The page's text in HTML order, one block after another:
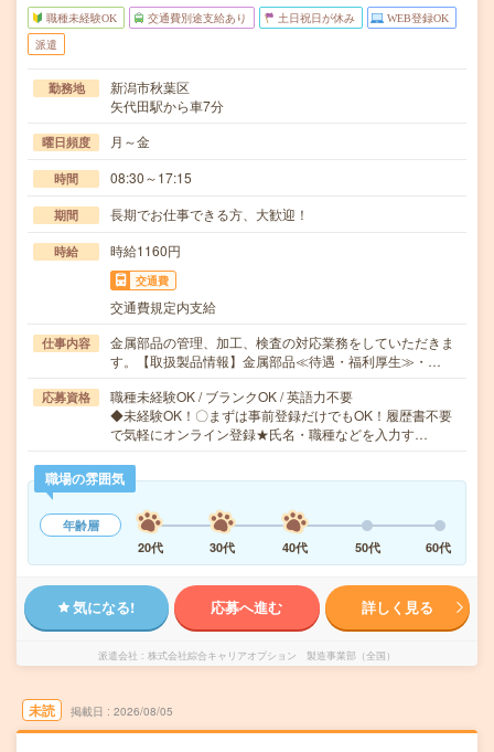
職種未経験OK 交通費別途支給あり 土日祝日が休み WEB登録OK
派遣
勤務地
新潟市秋葉区
矢代田駅から車7分
曜日頻度 月～金
時間 08:30～17:15
期間 長期でお仕事できる方、大歓迎！
時給 時給1160円
交通費
交通費規定内支給
仕事内容
金属部品の管理、加工、検査の対応業務をしていただきま
す。【取扱製品情報】金属部品≪待遇・福利厚生≫・…
応募資格
職種未経験OK / ブランクOK / 英語力不要
◆未経験OK！〇まずは事前登録だけでもOK！履歴書不要
で気軽にオンライン登録★氏名・職種などを入力す…
職場の雰囲気
年齢層
20代
30代 40代 50代 60代
気になる! 応募へ進む 詳しく見る
派遣会社 株式会社綜合キャリアオプション 製造事業部（全国）
未読 掲載日 2026/08/05